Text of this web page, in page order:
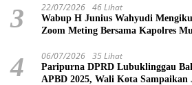
3 22/07/2026 46 Lihat
Wabup H Junius Wahyudi
Zoom Meting Bersama Kapolres
4 06/07/2026 35 Lihat
Paripurna DPRD Lubuklinggau
APBD 2025, Wali Kota Sampaikan